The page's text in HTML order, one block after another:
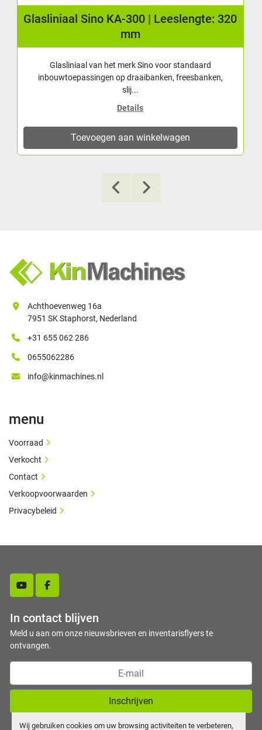
Wij gebruiken cookies om uw browsing activiteiten te verbeteren,
Glasliniaal Sino KA-300 | Leeslengte: 320
mm
Glasliniaal van het merk Sino voor standaard
inbouwtoepassingen op draaibanken, freesbanken,
slij...
Details
Toevoegen aan winkelwagen
youtubefacebook
In contact blijven
Meld u aan om onze nieuwsbrieven en inventarisflyers te
ontvangen.
Inschrijven
Achthoevenweg 16a
7951 SK Staphorst, Nederland
+31 655 062 286
0655062286
info@kinmachines.nl
menu
Voorraad
Verkocht
Contact
Verkoopvoorwaarden
Privacybeleid